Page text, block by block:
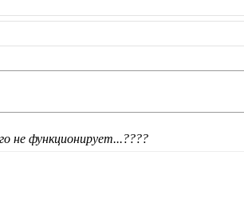
не функционирует...????